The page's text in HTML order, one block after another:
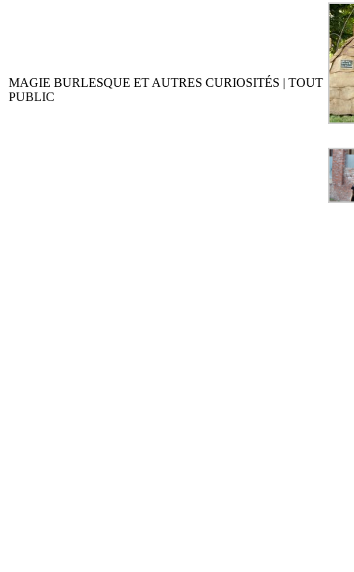
MAGIE BURLESQUE ET AUTRES CURIOSITÉS | TOUT
PUBLIC